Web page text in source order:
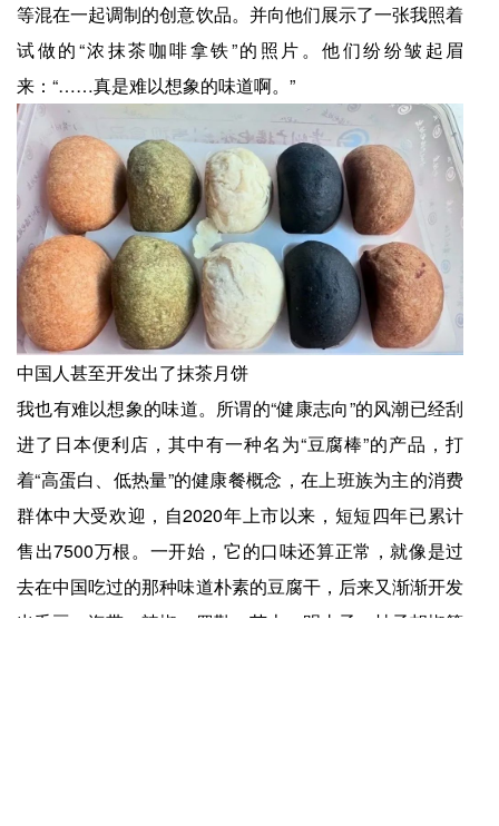
等混在一起调制的创意饮品。并向他们展示了一张我照着
试做的“浓抹茶咖啡拿铁”的照片。他们纷纷皱起眉
来：“……真是难以想象的味道啊。”
中国人甚至开发出了抹茶月饼
我也有难以想象的味道。所谓的“健康志向”的风潮已经刮
进了日本便利店，其中有一种名为“豆腐棒”的产品，打
着“高蛋白、低热量”的健康餐概念，在上班族为主的消费
群体中大受欢迎，自2020年上市以来，短短四年已累计
售出7500万根。一开始，它的口味还算正常，就像是过
去在中国吃过的那种味道朴素的豆腐干，后来又渐渐开发
出毛豆、海带、辣椒、罗勒、芝士、明太子、柚子胡椒等